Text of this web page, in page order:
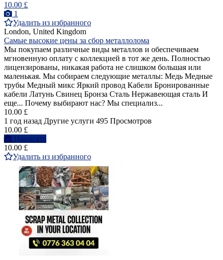
10.00 £
1
Удалить из избранного
London, United Kingdom
Самые высокие цены за сбор металлолома
Мы покупаем различные виды металлов и обеспечиваем
мгновенную оплату с коллекцией в тот же день. Полностью
лицензированы, никакая работа не слишком большая или
маленькая. Мы собираем следующие металлы: Медь Медные
трубы Медный микс Яркий провод Кабели Бронированные
кабели Латунь Свинец Бронза Сталь Нержавеющая сталь И
еще... Почему выбирают нас? Мы специализ...
10.00 £
1 год назад Другие услуги 495 Просмотров
10.00 £
Написать
10.00 £
Удалить из избранного